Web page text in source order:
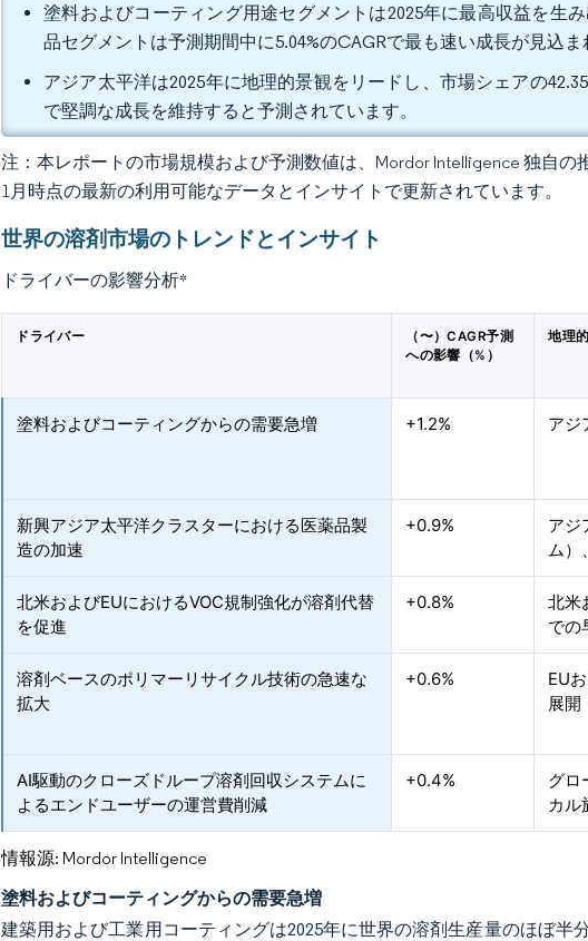
塗料およびコーティング用途セグメントは2025年に最高収益を生
品セグメントは予測期間中に5.04%のCAGRで最も速い成長が見込ま
アジア太平洋は2025年に地理的景観をリードし、市場シェアの
で堅調な成長を維持すると予測されています。
注：本レポートの市場規模および予測数値は、Mordor Intelligence 独自
1月時点の最新の利用可能なデータとインサイトで更新されています。
世界の溶剤市場のトレンドとインサイト
ドライバーの影響分析*
ドライバー
（〜）CAGR予測
への影響（%）
地理
塗料およびコーティングからの需要急増 +1.2% アジ
新興アジア太平洋クラスターにおける医薬品製
造の加速
+0.9%
アジ
ム）
北米およびEUにおけるVOC規制強化が溶剤代替
を促進
+0.8%
北米
での
溶剤ベースのポリマーリサイクル技術の急速な
拡大
+0.6%
EU
展開
AI駆動のクローズドループ溶剤回収システムに
よるエンドユーザーの運営費削減
+0.4%
グロ
カル
情報源: Mordor Intelligence
塗料およびコーティングからの需要急増
建築用および工業用コーティングは2025年に世界の溶剤生産量のほぼ